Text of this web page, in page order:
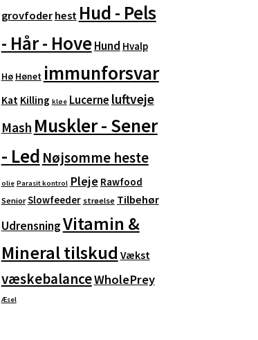
grovfoder hest Hud - Pels
- Hår - HoveHund Hvalp
Hø Hønet immunforsvar
Kat Killing kløe Lucerne luftveje
Mash Muskler - Sener
- Led Nøjsomme heste
olie Parasit kontrol Pleje Rawfood
Senior Slowfeeder strøelse Tilbehør
UdrensningVitamin &
Mineral tilskud Vækst
væskebalanceWholePrey
Æsel